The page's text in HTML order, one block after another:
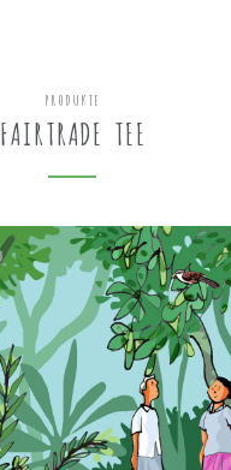
PRODUKTE
FAIRTRADE TEE